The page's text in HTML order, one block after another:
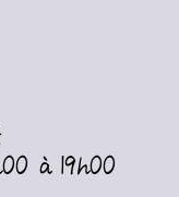
à 19h00